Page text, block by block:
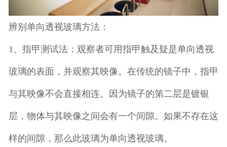
辨别单向透视玻璃方法：
1、指甲测试法：观察者可用指甲触及疑是单向透视
玻璃的表面，并观察其映像。在传统的镜子中，指甲
与其映像不会直接相连。因为镜子的第二层是镀银
层，物体与其映像之间会有一个间隙。如果不存在这
样的间隙，那么此玻璃为单向透视玻璃。